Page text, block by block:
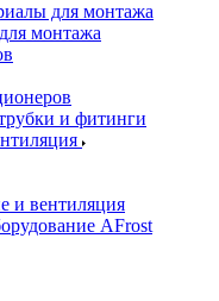
для монтажа
монтажа
и фитинги
и вентиляция
AFrost